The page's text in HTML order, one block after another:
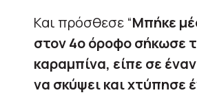
Και πρόσθεσε “Μπήκε
στον 4ο όροφο σήκωσε
καραμπίνα, είπε σε
να σκύψει και χτύπησε